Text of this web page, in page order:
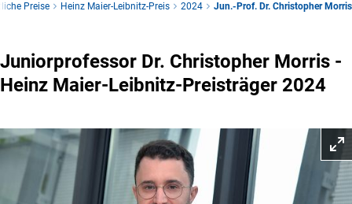
Preise Heinz Maier-Leibnitz-Preis 2024 Jun.-Prof. Dr. Christopher Morris
Juniorprofessor Dr. Christopher Morris -
Heinz Maier-Leibnitz-Preisträger 2024